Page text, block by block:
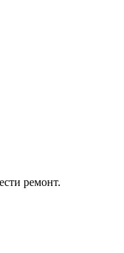
ремонт.